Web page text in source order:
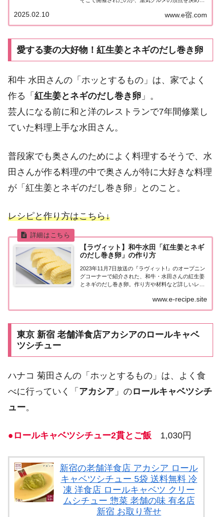
どをまとめました。くわしい情報はこちら！キング
オブ ユゲ(湯気)今日2月10日は「ニ...
www.e宿.com
2025.02.10
愛する妻の大好物！紅生姜とネギのだし巻き卵
和牛 水田さんの「ホッとするもの」は、家でよく
作る「 紅生姜とネギのだし巻き卵 」。
芸人になる前に和と洋のレストランで7年間修業し
ていた料理上手な水田さん。
普段家でも奥さんのためによく料理するそうで、水
田さんが作る料理の中で奥さんが特に大好きな料理
が「紅生姜とネギのだし巻き卵」とのこと。
レシピと作り方はこちら↓
【ラヴィット】和牛水田「紅生姜とネギ
のだし巻き卵」の作り方
2023年11月7日放送の『ラヴィット!』のオープニン
グコーナーで紹介された、和牛・水田さんの紅生姜
とネギのだし巻き卵。作り方や材料など詳しいレシ
卵」今日のオープニングテーマは「ホッとするも
の」。...
www.e-recipe.site
東京 新宿 老舗洋食店アカシアのロールキャベ
ツシチュー
ハナコ 菊田さんの「ホッとするもの」は、よく食
べに行っていく「 アカシア 」のロールキャベツシチ
ュー。
●ロールキャベツシチュー2貫とご飯 1,030円
新宿の老舗洋食店 アカシア ロール
キャベツシチュー 5袋 送料無料 冷
凍 洋食店 ロールキャベツ クリー
ムシチュー 惣菜 老舗の味 有名店
新宿 お取り寄せ